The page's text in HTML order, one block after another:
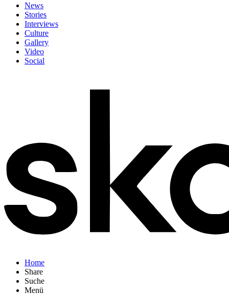
News
Stories
Interviews
Culture
Gallery
Video
Social
Home
Share
Suche
Menü